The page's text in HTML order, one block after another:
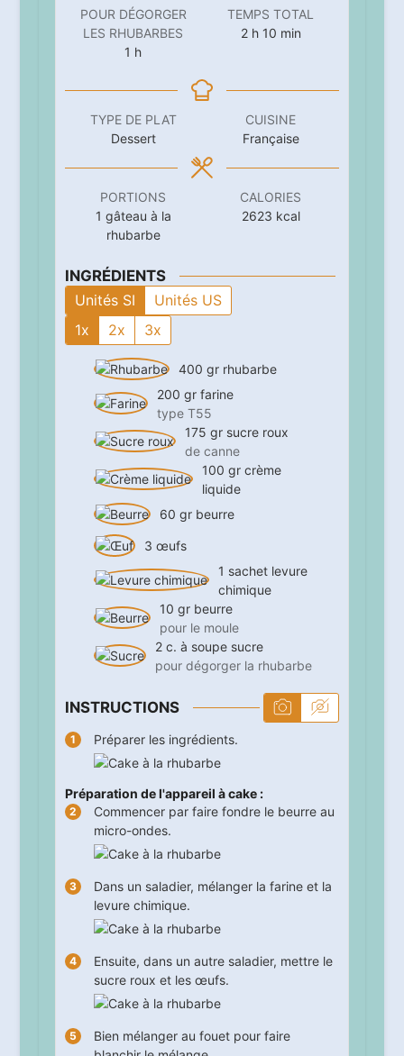
POUR DÉGORGER
LES RHUBARBES
1 heure
h
TEMPS TOTAL
2heures
h 10minutes
min
TYPE DE PLAT
Dessert
CUISINE
Française
PORTIONS
1 gâteau à la
rhubarbe
CALORIES
2623 kcal
INGRÉDIENTS
Unités SI
Unités US
1x
2x 3x
400 gr rhubarbe
200 gr farine
type T55
175 gr sucre roux
de canne
100 gr crème
liquide
60 gr beurre
3 œufs
1 sachet levure
chimique
10 gr beurre
pour le moule
2 c. à soupe sucre
pour dégorger la rhubarbe
INSTRUCTIONS
Préparer les ingrédients.
Préparation de l'appareil à cake :
Commencer par faire fondre le beurre au
micro-ondes.
Dans un saladier, mélanger la farine et la
levure chimique.
Ensuite, dans un autre saladier, mettre le
sucre roux et les œufs.
Bien mélanger au fouet pour faire